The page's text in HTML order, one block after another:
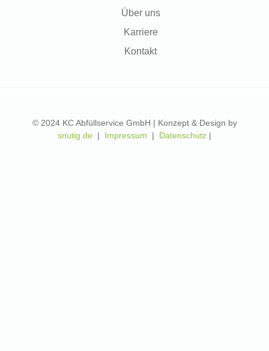
Über uns
Karriere
Kontakt
© 2024 KC Abfüllservice GmbH | Konzept & Design by
snutig.de | Impressum | Datenschutz |